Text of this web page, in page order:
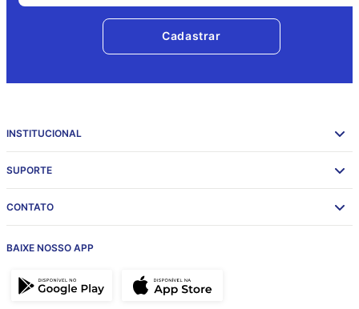
Cadastrar
INSTITUCIONAL
SUPORTE
CONTATO
BAIXE NOSSO APP